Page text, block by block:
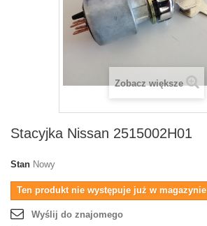
Zobacz większe
Stacyjka Nissan 2515002H01
Stan Nowy
Ten produkt nie występuje już w magazynie
Wyślij do znajomego